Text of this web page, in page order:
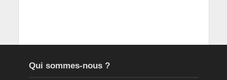
Qui sommes-nous ?